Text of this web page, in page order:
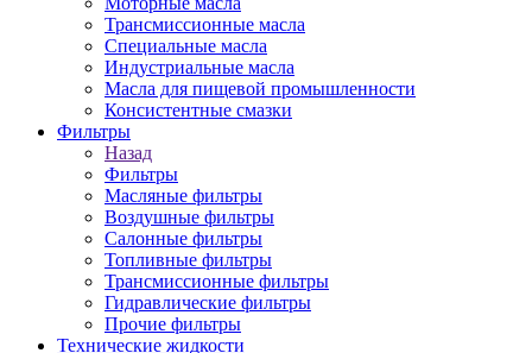
Трансмиссионные масла
Специальные масла
Индустриальные масла
Масла для пищевой промышленности
Консистентные смазки
Фильтры
Назад
Фильтры
Масляные фильтры
Воздушные фильтры
Салонные фильтры
Топливные фильтры
Трансмиссионные фильтры
Гидравлические фильтры
Прочие фильтры
Технические жидкости